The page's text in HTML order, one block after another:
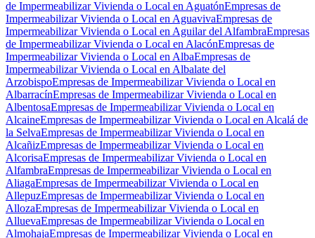
de Impermeabilizar Vivienda o Local en AguatónEmpresas de
Impermeabilizar Vivienda o Local en AguavivaEmpresas de
Impermeabilizar Vivienda o Local en Aguilar del AlfambraEmpresas
de Impermeabilizar Vivienda o Local en AlacónEmpresas de
Impermeabilizar Vivienda o Local en AlbaEmpresas de
Impermeabilizar Vivienda o Local en Albalate del
ArzobispoEmpresas de Impermeabilizar Vivienda o Local en
AlbarracínEmpresas de Impermeabilizar Vivienda o Local en
AlbentosaEmpresas de Impermeabilizar Vivienda o Local en
AlcaineEmpresas de Impermeabilizar Vivienda o Local en Alcalá de
la SelvaEmpresas de Impermeabilizar Vivienda o Local en
AlcañizEmpresas de Impermeabilizar Vivienda o Local en
AlcorisaEmpresas de Impermeabilizar Vivienda o Local en
AlfambraEmpresas de Impermeabilizar Vivienda o Local en
AliagaEmpresas de Impermeabilizar Vivienda o Local en
AllepuzEmpresas de Impermeabilizar Vivienda o Local en
AllozaEmpresas de Impermeabilizar Vivienda o Local en
AlluevaEmpresas de Impermeabilizar Vivienda o Local en
AlmohajaEmpresas de Impermeabilizar Vivienda o Local en